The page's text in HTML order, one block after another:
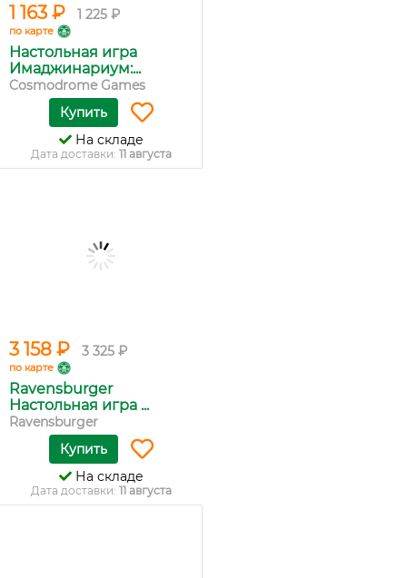
1 163 ₽ 1 225 ₽
по карте
Настольная игра
Имаджинариум:...
Cosmodrome Games
Купить
На складе
Дата доставки: 11 августа
3 158 ₽ 3 325 ₽
по карте
Ravensburger
Настольная игра ...
Ravensburger
Купить
На складе
Дата доставки: 11 августа